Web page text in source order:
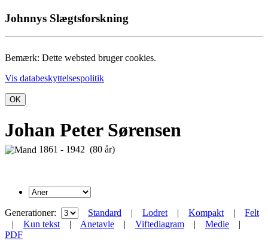
Johnnys Slægtsforskning
Bemærk: Dette websted bruger cookies.
Vis databeskyttelsespolitik
OK
Johan Peter Sørensen
1861 - 1942 (80 år)
Generationer: Standard | Lodret | Kompakt | Felt
| Kun tekst | Anetavle | Viftediagram | Medie |
PDF